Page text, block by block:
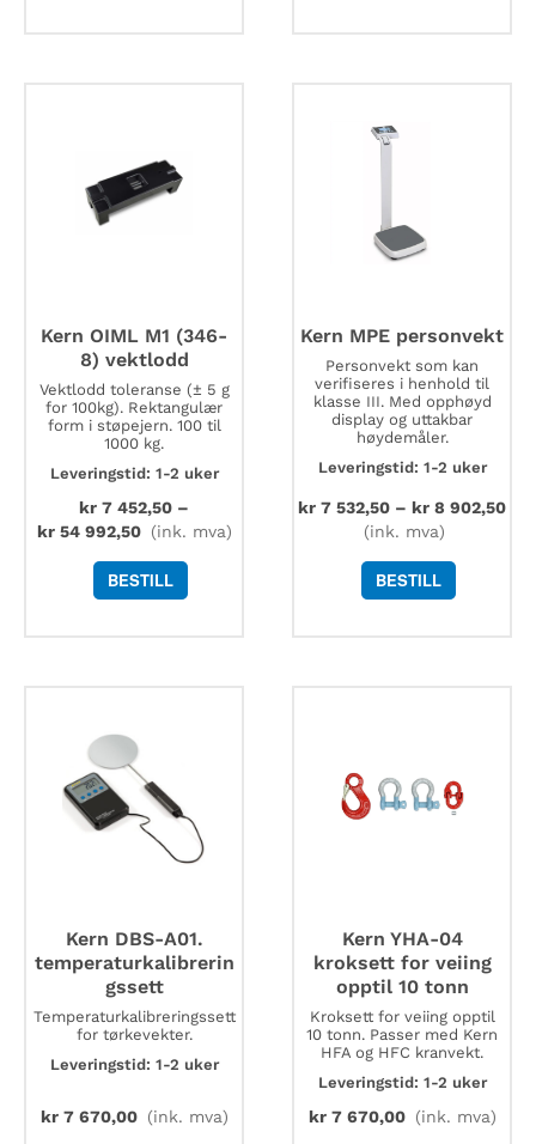
Kern OIML M1 (346-
8) vektlodd
Vektlodd toleranse (± 5 g
for 100kg). Rektangulær
form i støpejern. 100 til
1000 kg.
Leveringstid: 1-2 uker
kr 7 452,50 –
kr54 992,50 (ink. mva)
BESTILL
Kern MPE personvekt
Personvekt som kan
verifiseres i henhold til
klasse III. Med opphøyd
display og uttakbar
høydemåler.
Leveringstid: 1-2 uker
kr 7 532,50 – kr 8 902,50
(ink. mva)
BESTILL
Kern DBS-A01.
temperaturkalibrerin
gssett
Temperaturkalibreringssett
for tørkevekter.
Leveringstid: 1-2 uker
kr7 670,00 (ink. mva)
Kern YHA-04
kroksett for veiing
opptil 10 tonn
Kroksett for veiing opptil
10 tonn. Passer med Kern
HFA og HFC kranvekt.
Leveringstid: 1-2 uker
kr7 670,00 (ink. mva)